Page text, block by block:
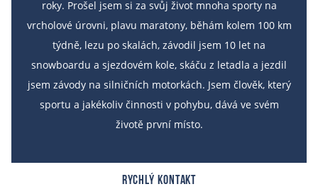
roky. Prošel jsem si za svůj život mnoha sporty na
vrcholové úrovni, plavu maratony, běhám kolem 100 km
týdně, lezu po skalách, závodil jsem 10 let na
snowboardu a sjezdovém kole, skáču z letadla a jezdil
jsem závody na silničních motorkách. Jsem člověk, který
sportu a jakékoliv činnosti v pohybu, dává ve svém
životě první místo.
RYCHLÝ KONTAKT